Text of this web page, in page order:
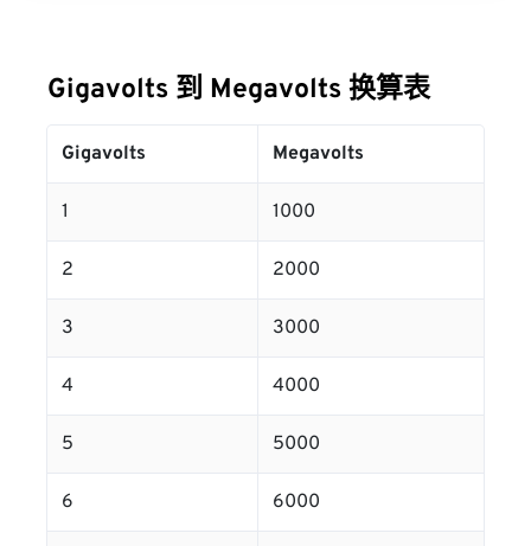
Gigavolts 到 Megavolts 换算表
Gigavolts Megavolts
1 1000
2 2000
3 3000
4 4000
5 5000
6 6000